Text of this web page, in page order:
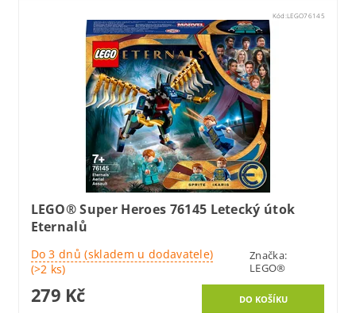
Kód:LEGO76145
LEGO® Super Heroes 76145 Letecký útok
Eternalů
Do 3 dnů (skladem u dodavatele)
(>2 ks)
Značka:
LEGO®
279 Kč